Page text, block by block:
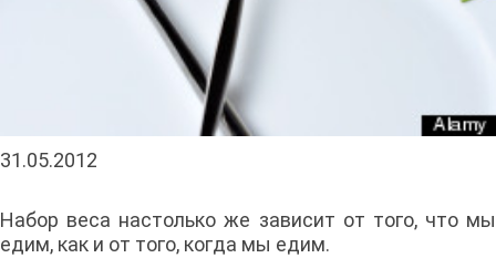
31.05.2012
Набор веса настолько же зависит от того, что мы
едим, как и от того, когда мы едим.